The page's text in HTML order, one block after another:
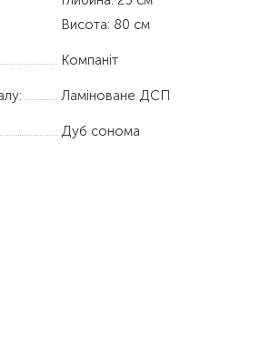
Висота: 80 см
Компаніт
Ламіноване ДСП
Дуб сонома